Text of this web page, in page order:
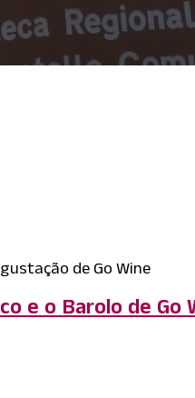
de Go Wine
e o Barolo de Go